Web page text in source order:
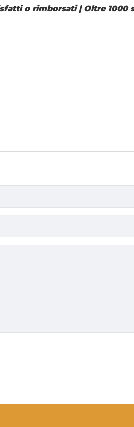
o rimborsati|Oltre 1000